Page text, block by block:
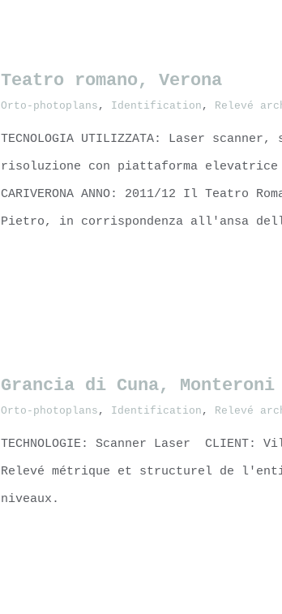
Teatro romano, Verona
Orto-photoplans , Identification , Relevé
TECNOLOGIA UTILIZZATA: Laser
risoluzione con piattaforma elevatrice
CARIVERONA ANNO: 2011/12 Il Teatro
Pietro, in corrispondenza all'ansa
Grancia di Cuna,
Orto-photoplans , Identification , Relevé
TECHNOLOGIE: Scanner Laser CLIENT:
Relevé métrique et structurel de
niveaux.